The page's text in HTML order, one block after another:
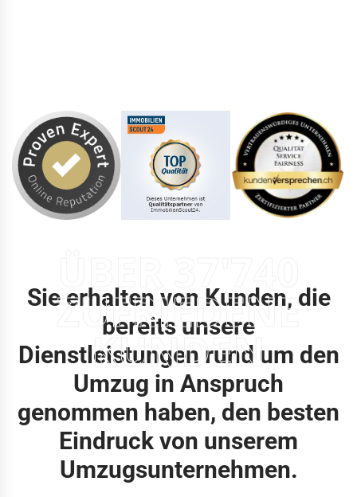
ZUFRIEDENE
KUNDEN
Sie erhalten von Kunden, die
bereits unsere
Dienstleistungen rund um den
Umzug in Anspruch
genommen haben, den besten
Eindruck von unserem
Umzugsunternehmen.